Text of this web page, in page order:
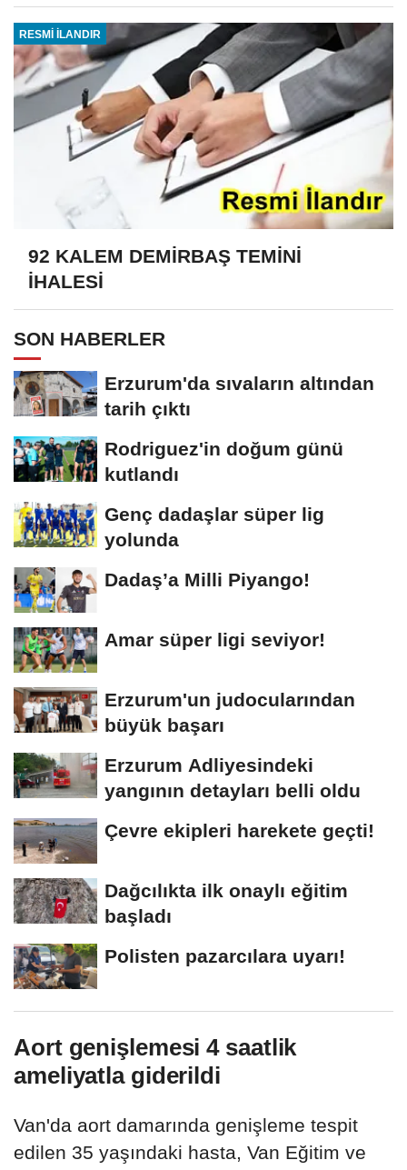
RESMİ İLANDIR
92 KALEM DEMİRBAŞ TEMİNİ
İHALESİ
SON HABERLER
Erzurum'da sıvaların altından
tarih çıktı
Rodriguez'in doğum günü
kutlandı
Genç dadaşlar süper lig
yolunda
Dadaş’a Milli Piyango!
Amar süper ligi seviyor!
Erzurum'un judocularından
büyük başarı
Erzurum Adliyesindeki
yangının detayları belli oldu
Çevre ekipleri harekete geçti!
Dağcılıkta ilk onaylı eğitim
başladı
Polisten pazarcılara uyarı!
Aort genişlemesi 4 saatlik
ameliyatla giderildi
Van'da aort damarında genişleme tespit
edilen 35 yaşındaki hasta, Van Eğitim ve